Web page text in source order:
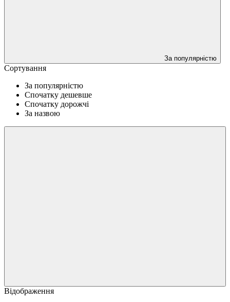
За популярністю
Сортування
За популярністю
Спочатку дешевше
Спочатку дорожчі
За назвою
Відображення